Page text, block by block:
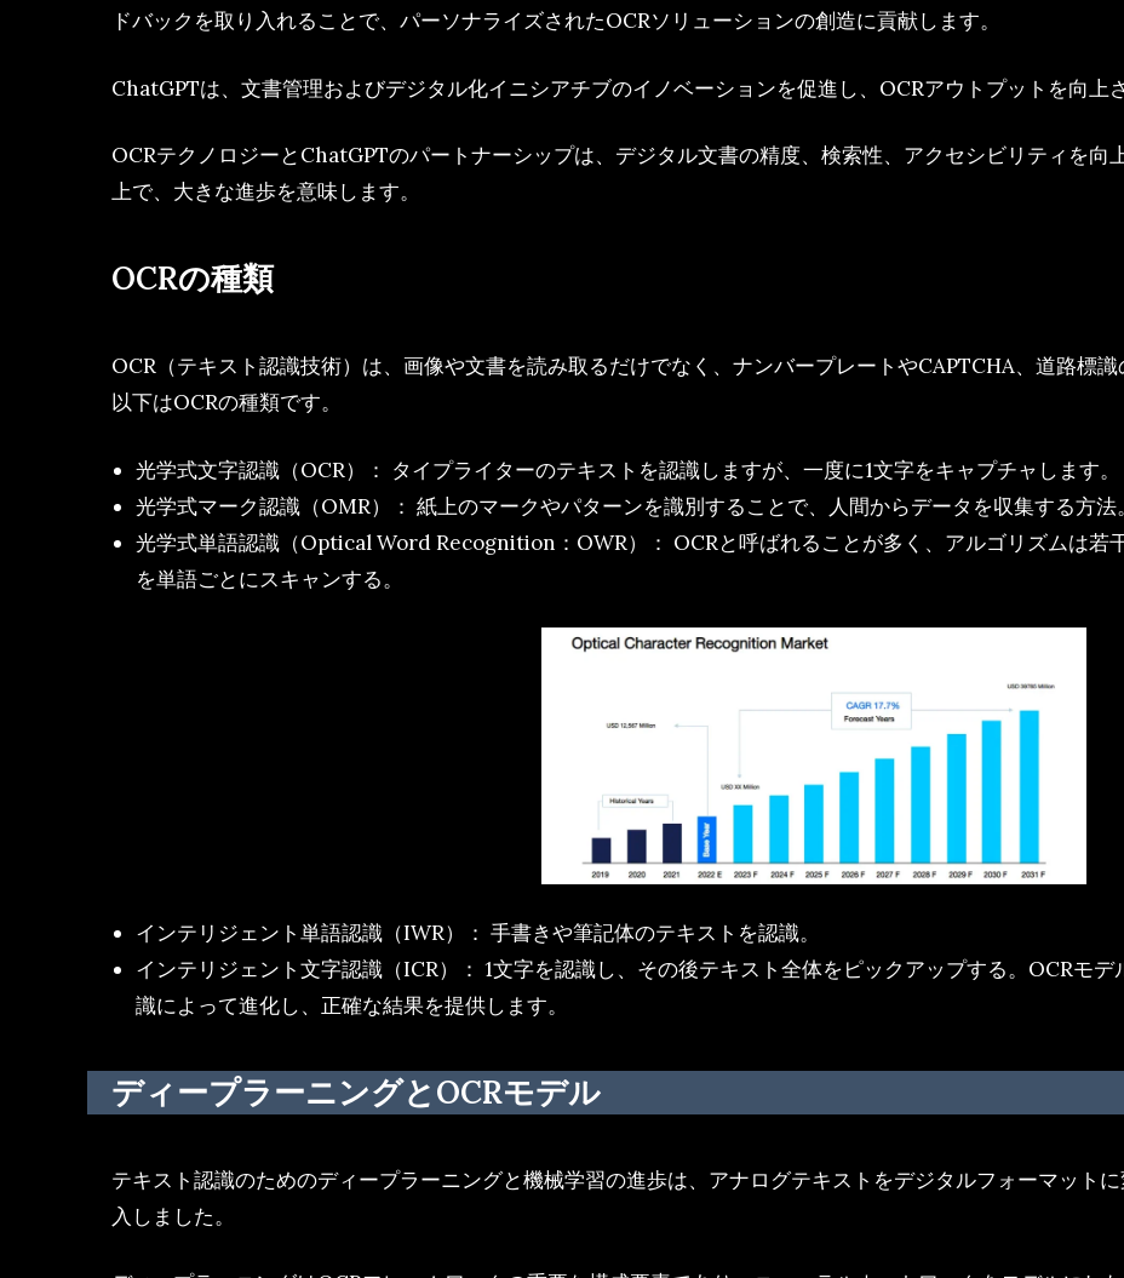
ドバックを取り入れることで、パーソナライズされたOCRソリューションの創造に貢献します。
ChatGPTは、文書管理およびデジタル化イニシアチブのイノベーションを促進し、OCRアウトプットを向上
OCRテクノロジーとChatGPTのパートナーシップは、デジタル文書の精度、検索性、アクセシビリティを向
上で、大きな進歩を意味します。
OCRの種類
OCR（テキスト認識技術）は、画像や文書を読み取るだけでなく、ナンバープレートやCAPTCHA、道路標識
以下はOCRの種類です。
光学式文字認識（OCR）： タイプライターのテキストを認識しますが、一度に1文字をキャプチャします。
光学式マーク認識（OMR）： 紙上のマークやパターンを識別することで、人間からデータを収集する方法。
光学式単語認識（Optical Word Recognition：OWR）： OCRと呼ばれることが多く、アルゴリズムは若
を単語ごとにスキャンする。
インテリジェント単語認識（IWR）： 手書きや筆記体のテキストを認識。
インテリジェント文字認識（ICR）： 1文字を認識し、その後テキスト全体をピックアップする。OCRモ
識によって進化し、正確な結果を提供します。
ディープラーニングとOCRモデル
テキスト認識のためのディープラーニングと機械学習の進歩は、アナログテキストをデジタルフォーマット
入しました。